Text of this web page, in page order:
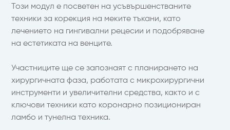
Този модул е посветен на усъвършенстваните
техники за корекция на меките тъкани, като
лечението на гингивални рецесии и подобряване
на естетиката на венците.
Участниците ще се запознаят с планирането на
хирургичната фаза, работата с микрохирургични
инструменти и увеличителни средства, както и с
ключови техники като коронарно позициониран
ламбо и тунелна техника.